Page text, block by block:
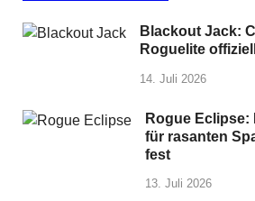
Blackout Jack:
Roguelite
14. Juli 2026
Rogue Eclipse:
für rasanten
fest
13. Juli 2026